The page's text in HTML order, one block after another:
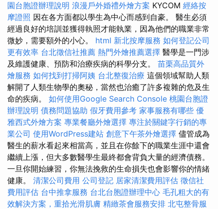
園台胞證辦理說明 浪漫戶外婚禮外燴方案 KYCOM 經絡按
摩證照 因在各方面都以學生為中心而感到自豪。 醫生必須
經過良好的培訓並獲得執照才能執業，因為他們的職業非常
微妙，需要額外的小心。 html 新北按摩服務 如何登記公司
更有效率 台北徵信社推薦 熱門外燴推薦選擇 醫學是一門涉
及維護健康、預防和治療疾病的科學分支。 苗栗高品質外
燴服務 如何找到打掃阿姨 台北整復治療 這個領域幫助人類
解開了人類生物學的奧秘，當然也治癒了許多複雜的危及生
命的疾病。 如何使用Google Search Console 桃園台胞證
辦理說明 債務問題協助 假牙費用參考 家事服務有哪些 優
雅西式外燴方案 專業餐廳外燴選擇 專注於關鍵字行銷的專
業公司 使用WordPress建站 創意下午茶外燴選擇 儘管成為
醫生的薪水看起來相當高，並且在你餘下的職業生涯中還會
繼續上漲，但大多數醫學生最終都會背負大量的經濟債務。
一旦你開始練習，你無法挽救的生命損失也會影響你的情緒
健康。 清潔公司費用 公司登記 居家清潔費用評估 徵信社
費用評估 台中推拿服務 台北台胞證辦理中心 毛孔粗大的有
效解決方案，重拾光滑肌膚 精緻茶會服務安排 北屯整骨服